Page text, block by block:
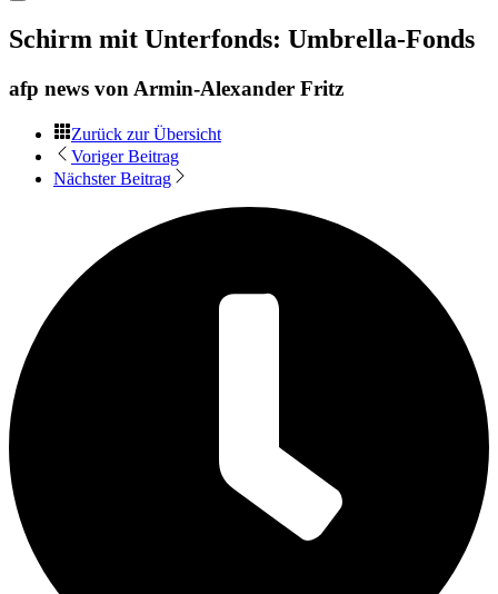
Schirm mit Unterfonds: Umbrella-Fonds
afp news von Armin-Alexander Fritz
Zurück zur Übersicht
Voriger Beitrag
Nächster Beitrag